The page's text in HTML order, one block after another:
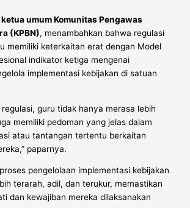
umum Komunitas Pengawas
(KPBN), menambahkan bahwa regulasi
memiliki keterkaitan erat dengan Model
indikator ketiga mengenai
implementasi kebijakan di satuan
guru tidak hanya merasa lebih
memiliki pedoman yang jelas dalam
atau tantangan tertentu berkaitan
paparnya.
pengelolaan implementasi kebijakan
terarah, adil, dan terukur, memastikan
dan kewajiban mereka dilaksanakan